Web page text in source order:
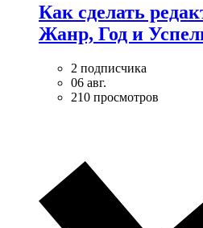
Как сделать
Жанр, Год и
2 подписчика
06 авг.
210 просмотров